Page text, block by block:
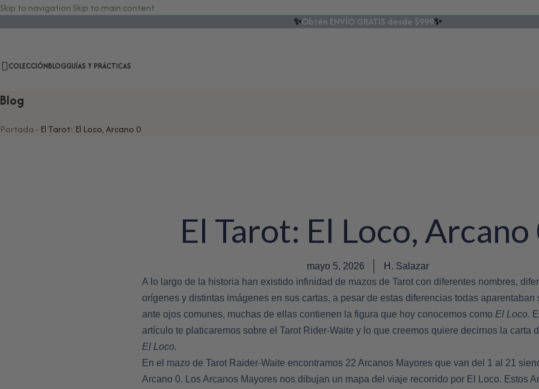
Skip to navigation Skip to main content
✨Obtén ENVÍO GRATIS desde $999✨
COLECCIÓNBLOGGUÍAS Y PRÁCTICAS
Blog
Portada - El Tarot: El Loco, Arcano 0
El Tarot: El Loco, Arcano
mayo 5, 2026
H. Salazar
A lo largo de la historia han existido infinidad de mazos de Tarot con diferentes nombres,
orígenes y distintas imágenes en sus cartas, a pesar de estas diferencias todas aparentaban
ante ojos comunes, muchas de ellas contienen la figura que hoy conocemos como El Loco.
artículo te platicaremos sobre el Tarot Rider-Waite y lo que creemos quiere decirnos la carta
El Loco.
En el mazo de Tarot Raider-Waite encontramos 22 Arcanos Mayores que van del 1 al 21
Arcano 0. Los Arcanos Mayores nos dibujan un mapa del viaje recorrido por El Loco. Estos